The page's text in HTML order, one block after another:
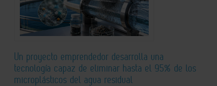
Un proyecto emprendedor desarrolla una
tecnología capaz de eliminar hasta el 95% de los
microplásticos del agua residual